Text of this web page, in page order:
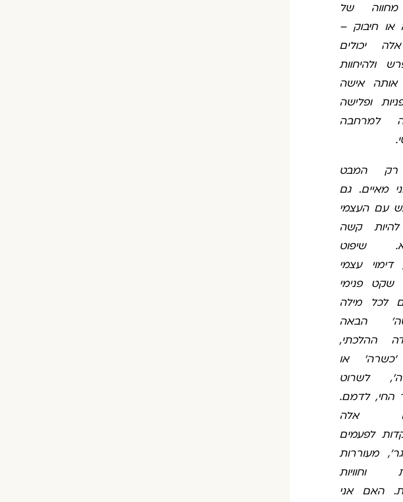
של
או חיבוק –
יכולים
ולהיחוות
אותה אישה
ופלישה
למרחבה
המבט
מאיים. גם
עם העצמי
להיות קשה
שיפוט
דימוי עצמי
שקט פנימי
לכל מילה
הבאה
ההלכתי,
'כשרה' או
לשרוט
החי, לדמם.
אלה
לפעמים
מעוררות
וחוויות
האם אני